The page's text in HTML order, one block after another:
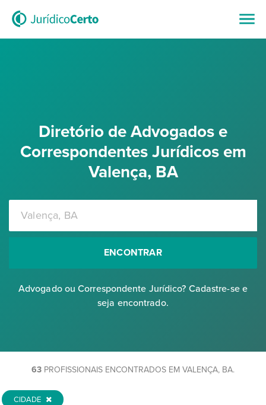
Diretório de Advogados e
Correspondentes Jurídicos em
Valença, BA
ENCONTRAR
Advogado ou Correspondente Jurídico? Cadastre-se e
seja encontrado.
63 PROFISSIONAIS ENCONTRADOS EM VALENÇA, BA.
CIDADE